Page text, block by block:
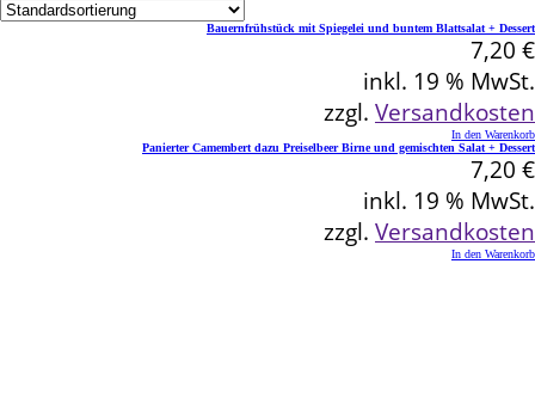
Bauernfrühstück mit Spiegelei und buntem Blattsalat + Dessert
7,20 €
inkl. 19 % MwSt.
zzgl. Versandkosten
In den Warenkorb
Panierter Camembert dazu Preiselbeer Birne und gemischten Salat + Dessert
7,20 €
inkl. 19 % MwSt.
zzgl. Versandkosten
In den Warenkorb